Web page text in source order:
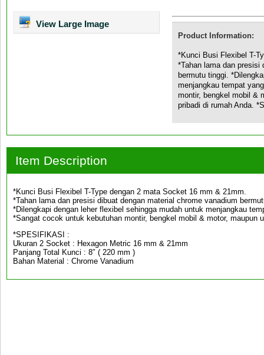
View Large Image
Product Information:
*Kunci Busi Flexibel T-
*Tahan lama dan presisi
bermutu tinggi.
menjangkau tempat
montir, bengkel mobil &
pribadi di rumah Anda.
Item Description
*Kunci Busi Flexibel T-Type dengan 2 mata Socket 16 mm & 21mm.
*Tahan lama dan presisi dibuat dengan material chrome vanadium
*Dilengkapi dengan leher flexibel sehingga mudah untuk menjangkau
*Sangat cocok untuk kebutuhan montir, bengkel mobil & motor, maupun
*SPESIFIKASI :
Ukuran 2 Socket : Hexagon Metric 16 mm & 21mm
Panjang Total Kunci : 8″ ( 220 mm )
Bahan Material : Chrome Vanadium